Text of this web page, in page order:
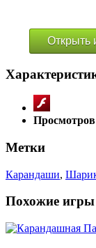
Открыть
Метки
Карандаши,
Похожие игры